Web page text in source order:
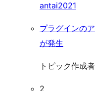
antai2021
プラグインの
が発生
トピック作成
2